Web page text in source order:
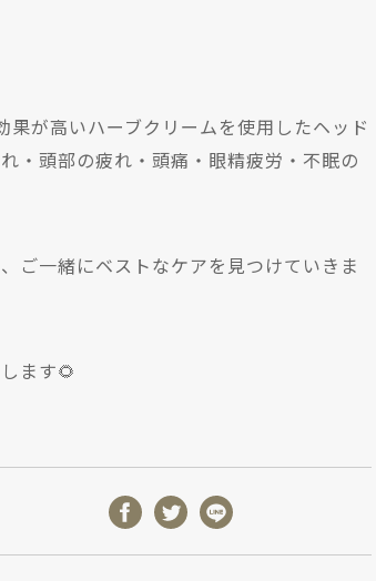
果が高いハーブクリームを使用したヘッド
・頭部の疲れ・頭痛・眼精疲労・不眠の
ご一緒にベストなケアを見つけていきま
ます🌻